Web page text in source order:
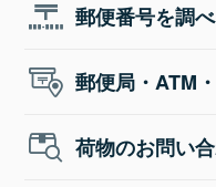
郵便番号を調
郵便局・ATM
荷物のお問い